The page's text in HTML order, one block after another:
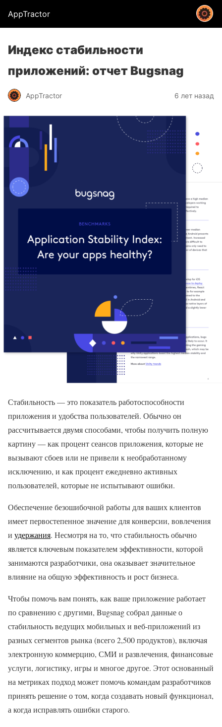
AppTractor
Индекс стабильности
приложений: отчет Bugsnag
AppTractor 6 лет назад
Стабильность — это показатель работоспособности
приложения и удобства пользователей. Обычно он
рассчитывается двумя способами, чтобы получить полную
картину — как процент сеансов приложения, которые не
вызывают сбоев или не привели к необработанному
исключению, и как процент ежедневно активных
пользователей, которые не испытывают ошибки.
Обеспечение безошибочной работы для ваших клиентов
имеет первостепенное значение для конверсии, вовлечения
и удержания. Несмотря на то, что стабильность обычно
является ключевым показателем эффективности, которой
занимаются разработчики, она оказывает значительное
влияние на общую эффективность и рост бизнеса.
Чтобы помочь вам понять, как ваше приложение работает
по сравнению с другими, Bugsnag собрал данные о
стабильность ведущих мобильных и веб-приложений из
разных сегментов рынка (всего 2,500 продуктов), включая
электронную коммерцию, СМИ и развлечения, финансовые
услуги, логистику, игры и многое другое. Этот основанный
на метриках подход может помочь командам разработчиков
принять решение о том, когда создавать новый функционал,
а когда исправлять ошибки старого.